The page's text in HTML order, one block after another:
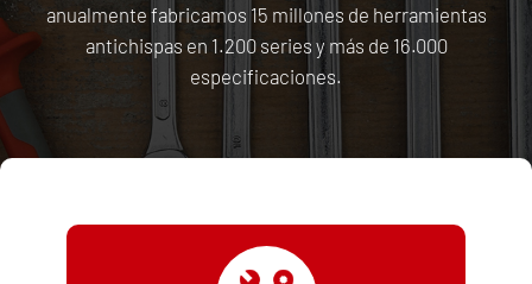
anualmente fabricamos 15 millones de herramientas
antichispas en 1.200 series y más de 16.000
especificaciones.